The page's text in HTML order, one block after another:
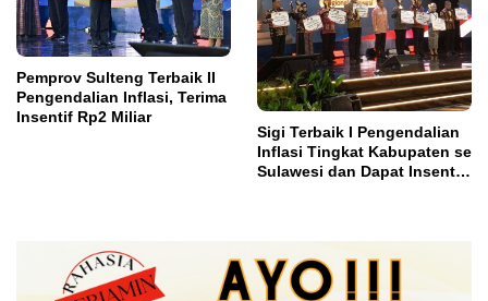
Pemprov Sulteng Terbaik II
Pengendalian Inflasi, Terima
Insentif Rp2 Miliar
Sigi Terbaik I Pengendalian
Inflasi Tingkat Kabupaten se
Sulawesi dan Dapat Insentif